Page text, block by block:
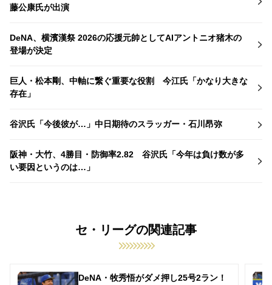
藤公康氏が出演
DeNA、横濱漢祭 2026の応援元帥としてAIアントニオ猪木の
登場が決定
巨人・松本剛、中軸に繋ぐ重要な役割 今江氏「かなり大きな
存在」
谷沢氏「今後彼が…」中日期待のスラッガー・石川昂弥
阪神・大竹、4勝目・防御率2.82 谷沢氏「今年は負け数が多
い要因というのは…」
セ・リーグの関連記事
DeNA・牧秀悟がダメ押し25号2ラン！